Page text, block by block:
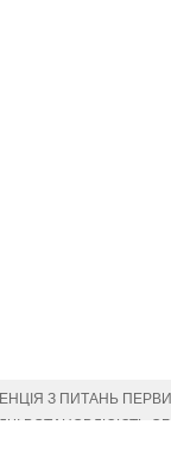
З ПИТАНЬ
ВСТАНОВЛЮЮТЬ